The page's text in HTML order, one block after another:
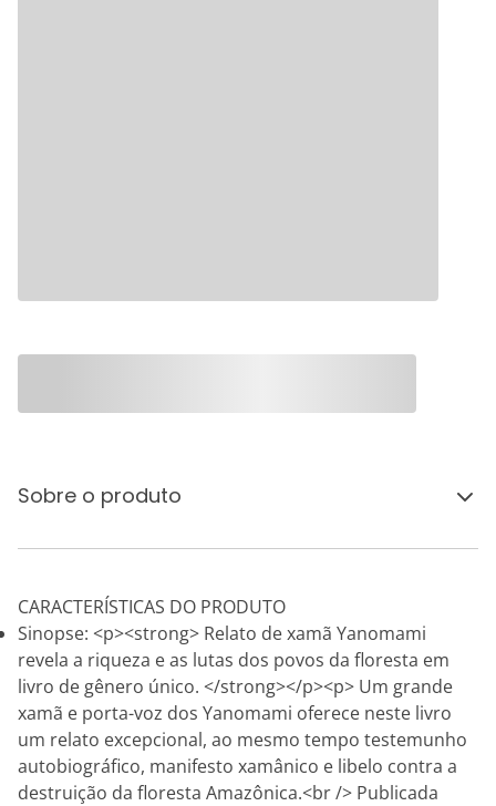
Sobre o produto
CARACTERÍSTICAS DO PRODUTO
Sinopse: <p><strong> Relato de xamã Yanomami
revela a riqueza e as lutas dos povos da floresta em
livro de gênero único. </strong></p><p> Um grande
xamã e porta-voz dos Yanomami oferece neste livro
um relato excepcional, ao mesmo tempo testemunho
autobiográfico, manifesto xamânico e libelo contra a
destruição da floresta Amazônica.<br /> Publicada